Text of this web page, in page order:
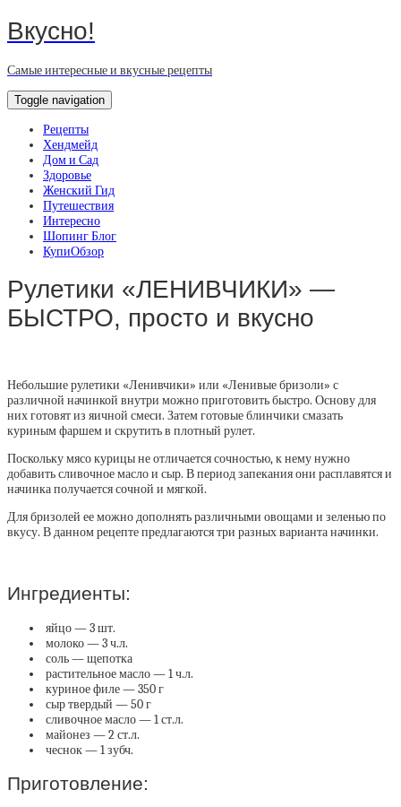
Вкусно!
Самые интересные и вкусные рецепты
Toggle navigation
Рецепты
Хендмейд
Дом и Сад
Здоровье
Женский Гид
Путешествия
Интересно
Шопинг Блог
КупиОбзор
Рулетики «ЛЕНИВЧИКИ» —
БЫСТРО, просто и вкусно
Небольшие рулетики «Ленивчики» или «Ленивые бризоли» с
различной начинкой внутри можно приготовить быстро. Основу для
них готовят из яичной смеси. Затем готовые блинчики смазать
куриным фаршем и скрутить в плотный рулет.
Поскольку мясо курицы не отличается сочностью, к нему нужно
добавить сливочное масло и сыр. В период запекания они расплавятся и
начинка получается сочной и мягкой.
Для бризолей ее можно дополнять различными овощами и зеленью по
вкусу. В данном рецепте предлагаются три разных варианта начинки.
Ингредиенты:
яйцо — 3 шт.
молоко — 3 ч.л.
соль — щепотка
растительное масло — 1 ч.л.
куриное филе — 350 г
сыр твердый — 50 г
сливочное масло — 1 ст.л.
майонез — 2 ст.л.
чеснок — 1 зубч.
Приготовление: